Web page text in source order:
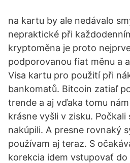
na kartu by ale nedávalo
nepraktické při
kryptoměna je proto
podporovanou fiat měnu a
Visa kartu pro použití při
bankomatů. Bitcoin zatiaľ
trende a aj vďaka tomu
krásne vyšli v zisku. Počkali
nakúpili. A presne rovnaký
používam aj teraz. S
korekcia idem vstupovať